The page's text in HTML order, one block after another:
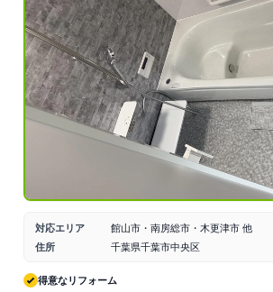
対応エリア
館山市・南房総市・木更津市 他
住所
千葉県千葉市中央区
得意なリフォーム